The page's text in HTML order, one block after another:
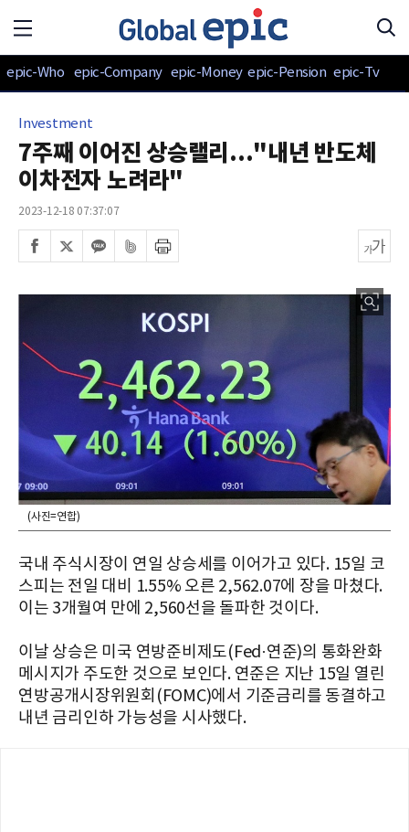
epic-Who epic-Company epic-Money epic-Pension epic-Tv
Investment
7주째 이어진 상승랠리..."내년 반도체
이차전자 노려라"
2023-12-18 07:37:07
(사진=연합)
국내 주식시장이 연일 상승세를 이어가고 있다. 15일 코
스피는 전일 대비 1.55% 오른 2,562.07에 장을 마쳤다.
이는 3개월여 만에 2,560선을 돌파한 것이다.
이날 상승은 미국 연방준비제도(Fed·연준)의 통화완화
메시지가 주도한 것으로 보인다. 연준은 지난 15일 열린
연방공개시장위원회(FOMC)에서 기준금리를 동결하고
내년 금리인하 가능성을 시사했다.